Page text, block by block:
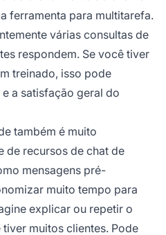
ferramenta para multitarefa.
várias consultas de
respondem. Se você tiver
treinado, isso pode
a satisfação geral do
também é muito
de recursos de chat de
mensagens pré-
muito tempo para
explicar ou repetir o
muitos clientes. Pode